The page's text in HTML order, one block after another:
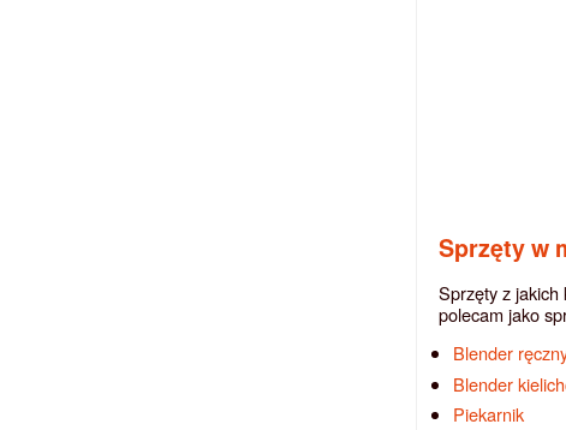
Sprzęty w
Sprzęty z jakich
polecam jako
Blender
Blender
Piekarnik